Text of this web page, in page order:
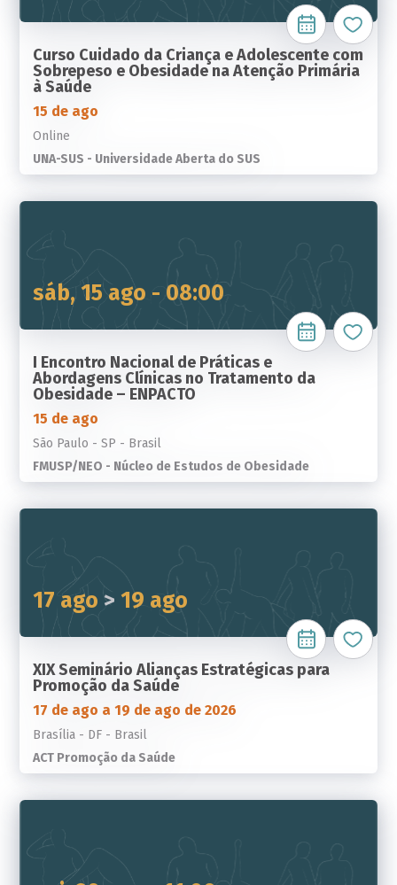
Curso Cuidado da Criança e Adolescente com
Sobrepeso e Obesidade na Atenção Primária
à Saúde
15 de ago
Online
UNA-SUS - Universidade Aberta do SUS
sáb, 15 ago - 08:00
I Encontro Nacional de Práticas e
Abordagens Clínicas no Tratamento da
Obesidade – ENPACTO
15 de ago
São Paulo - SP - Brasil
FMUSP/NEO - Núcleo de Estudos de Obesidade
17 ago> 19 ago
XIX Seminário Alianças Estratégicas para
Promoção da Saúde
17 de ago a 19 de ago de 2026
Brasília - DF - Brasil
ACT Promoção da Saúde